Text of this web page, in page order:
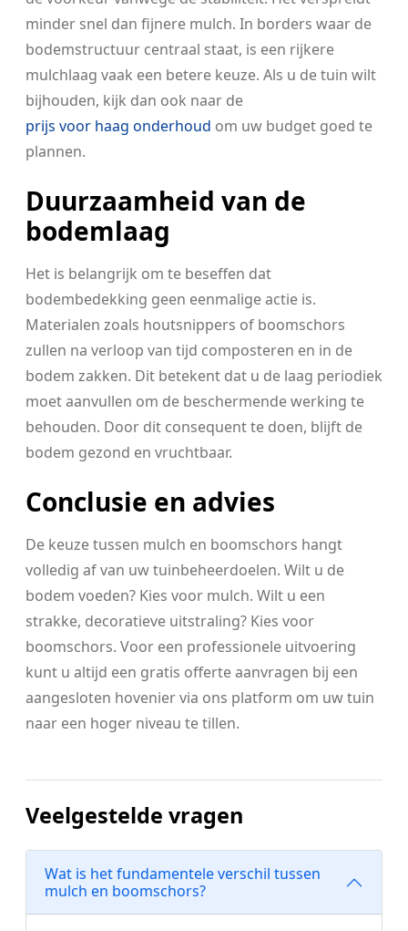
minder snel dan fijnere mulch. In borders waar de
bodemstructuur centraal staat, is een rijkere
mulchlaag vaak een betere keuze. Als u de tuin wilt
bijhouden, kijk dan ook naar de
prijs voor haag onderhoud om uw budget goed te
plannen.
Duurzaamheid van de
bodemlaag
Het is belangrijk om te beseffen dat
bodembedekking geen eenmalige actie is.
Materialen zoals houtsnippers of boomschors
zullen na verloop van tijd composteren en in de
bodem zakken. Dit betekent dat u de laag periodiek
moet aanvullen om de beschermende werking te
behouden. Door dit consequent te doen, blijft de
bodem gezond en vruchtbaar.
Conclusie en advies
De keuze tussen mulch en boomschors hangt
volledig af van uw tuinbeheerdoelen. Wilt u de
bodem voeden? Kies voor mulch. Wilt u een
strakke, decoratieve uitstraling? Kies voor
boomschors. Voor een professionele uitvoering
kunt u altijd een gratis offerte aanvragen bij een
aangesloten hovenier via ons platform om uw tuin
naar een hoger niveau te tillen.
Veelgestelde vragen
Wat is het fundamentele verschil tussen
mulch en boomschors?